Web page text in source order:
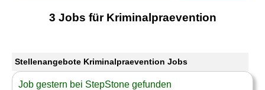
3 Jobs für Kriminalpraevention
Stellenangebote Kriminalpraevention Jobs
Job gestern bei StepStone gefunden